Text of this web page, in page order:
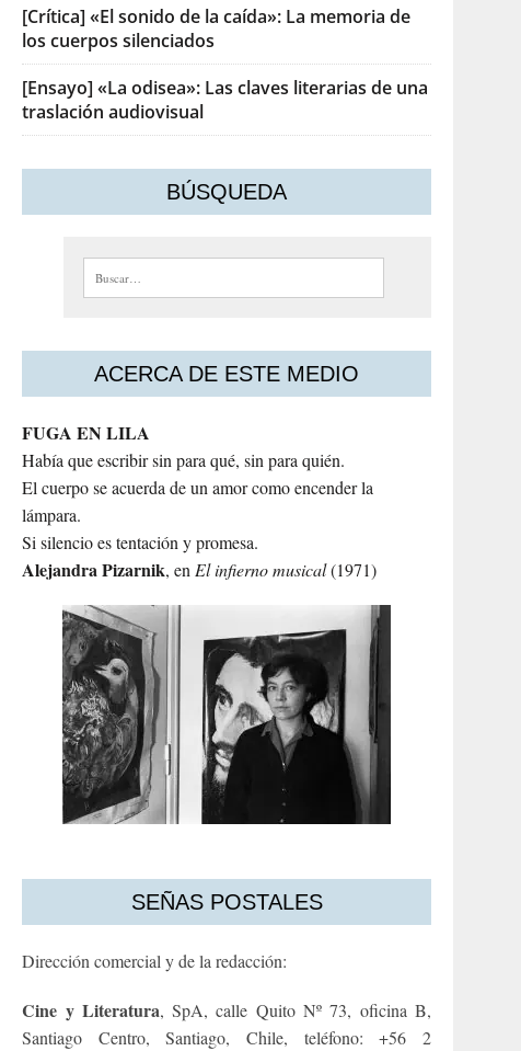
[Crítica] «El sonido de la caída»: La memoria de
los cuerpos silenciados
[Ensayo] «La odisea»: Las claves literarias de una
traslación audiovisual
BÚSQUEDA
Buscar:
ACERCA DE ESTE MEDIO
FUGA EN LILA
Había que escribir sin para qué, sin para quién.
El cuerpo se acuerda de un amor como encender la
lámpara.
Si silencio es tentación y promesa.
AlejandraPizarnik, enEl infierno musical(1971)
SEÑAS POSTALES
Dirección comercial y de la redacción:
Cine y Literatura, SpA, calle Quito Nº 73, oficina B,
Santiago Centro, Santiago, Chile, teléfono: +56 2